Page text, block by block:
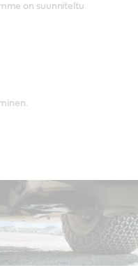
on suunniteltu